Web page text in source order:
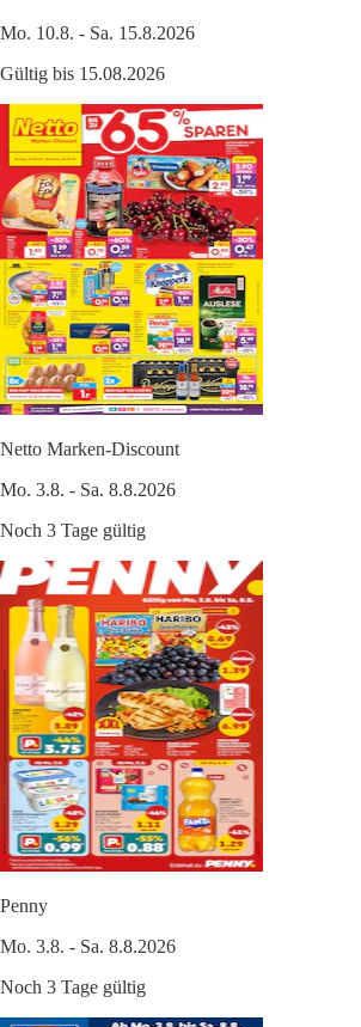
Mo. 10.8. - Sa. 15.8.2026
Gültig bis 15.08.2026
Netto Marken-Discount
Mo. 3.8. - Sa. 8.8.2026
Noch 3 Tage gültig
Penny
Mo. 3.8. - Sa. 8.8.2026
Noch 3 Tage gültig